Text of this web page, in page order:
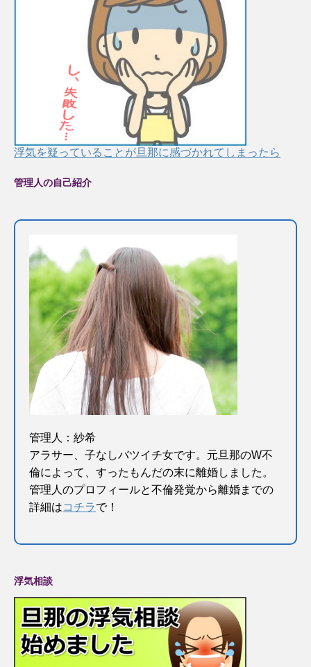
浮気を疑っていることが旦那に感づかれてしまったら
管理人の自己紹介
管理人：紗希
アラサー、子なしバツイチ女です。元旦那のW不
倫によって、すったもんだの末に離婚しました。
管理人のプロフィールと不倫発覚から離婚までの
詳細はコチラで！
浮気相談